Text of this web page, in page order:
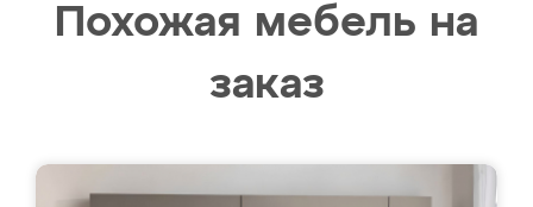
Похожая мебель на
заказ